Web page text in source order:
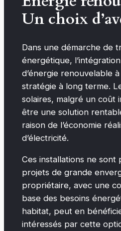
Un choix
Dans une démarche de
énergétique,
d’énergie renouvelable
stratégie à long terme.
solaires, malgré un coût
être une solution
raison de l’économie
d’électricité.
Ces installations ne sont
projets de grande
propriétaire, avec une
base des besoins
habitat, peut en
intéressés par cette